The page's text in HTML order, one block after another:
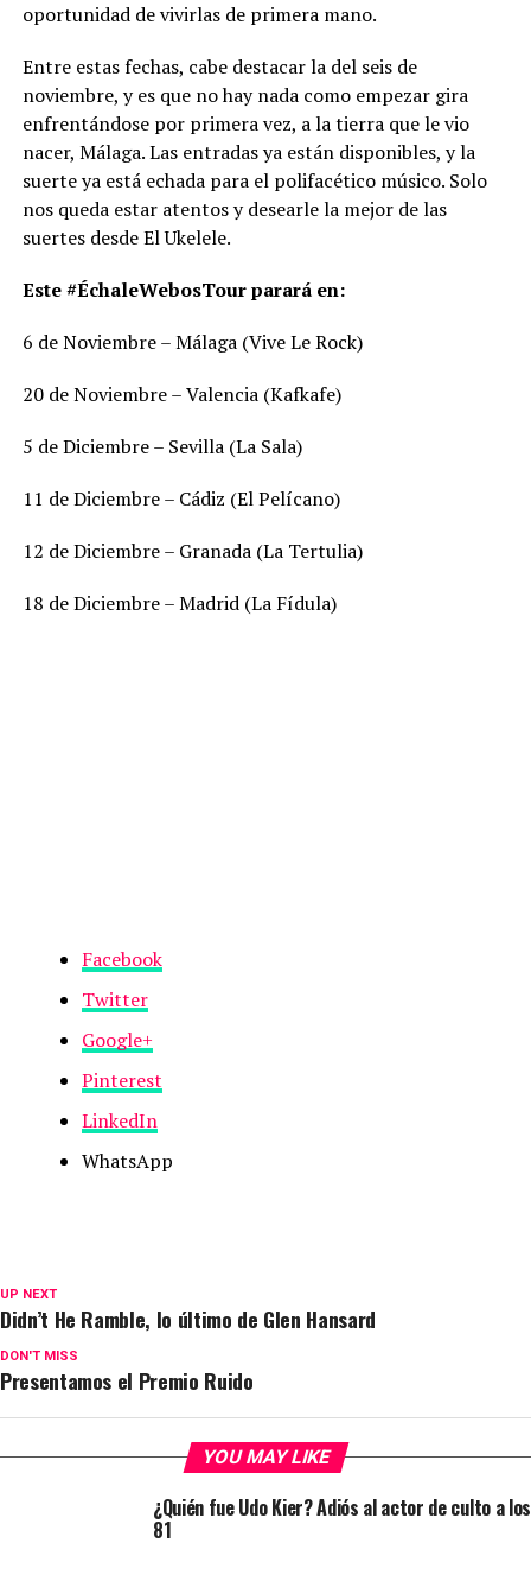
oportunidad de vivirlas de primera mano.
Entre estas fechas, cabe destacar la del seis de
noviembre, y es que no hay nada como empezar gira
enfrentándose por primera vez, a la tierra que le vio
nacer, Málaga. Las entradas ya están disponibles, y la
suerte ya está echada para el polifacético músico. Solo
nos queda estar atentos y desearle la mejor de las
suertes desde El Ukelele.
Este #ÉchaleWebosTour parará en:
6 de Noviembre – Málaga (Vive Le Rock)
20 de Noviembre – Valencia (Kafkafe)
5 de Diciembre – Sevilla (La Sala)
11 de Diciembre – Cádiz (El Pelícano)
12 de Diciembre – Granada (La Tertulia)
18 de Diciembre – Madrid (La Fídula)
Facebook
Twitter
Google+
Pinterest
LinkedIn
WhatsApp
UP NEXT
Didn’t He Ramble, lo último de Glen Hansard
DON'T MISS
Presentamos el Premio Ruido
YOU MAY LIKE
¿Quién fue Udo Kier? Adiós al actor de culto a los
81